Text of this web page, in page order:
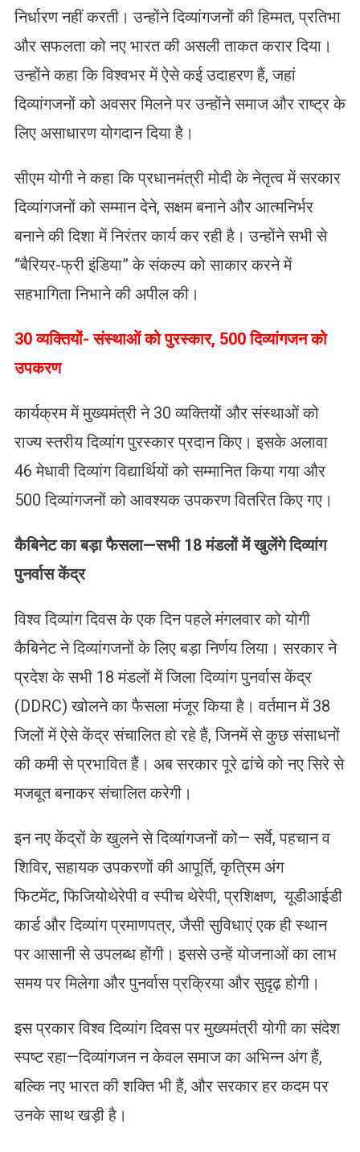
निर्धारण नहीं करती। उन्होंने दिव्यांगजनों की हिम्मत, प्रतिभा
और सफलता को नए भारत की असली ताकत करार दिया।
उन्होंने कहा कि विश्वभर में ऐसे कई उदाहरण हैं, जहां
दिव्यांगजनों को अवसर मिलने पर उन्होंने समाज और राष्ट्र के
लिए असाधारण योगदान दिया है।
सीएम योगी ने कहा कि प्रधानमंत्री मोदी के नेतृत्व में सरकार
दिव्यांगजनों को सम्मान देने, सक्षम बनाने और आत्मनिर्भर
बनाने की दिशा में निरंतर कार्य कर रही है। उन्होंने सभी से
“बैरियर-फ्री इंडिया” के संकल्प को साकार करने में
सहभागिता निभाने की अपील की।
30 व्यक्तियों- संस्थाओं को पुरस्कार, 500 दिव्यांगजन को
उपकरण
कार्यक्रम में मुख्यमंत्री ने 30 व्यक्तियों और संस्थाओं को
राज्य स्तरीय दिव्यांग पुरस्कार प्रदान किए। इसके अलावा
46 मेधावी दिव्यांग विद्यार्थियों को सम्मानित किया गया और
500 दिव्यांगजनों को आवश्यक उपकरण वितरित किए गए।
कैबिनेट का बड़ा फैसला—सभी 18 मंडलों में खुलेंगे दिव्यांग
पुनर्वास केंद्र
विश्व दिव्यांग दिवस के एक दिन पहले मंगलवार को योगी
कैबिनेट ने दिव्यांगजनों के लिए बड़ा निर्णय लिया। सरकार ने
प्रदेश के सभी 18 मंडलों में जिला दिव्यांग पुनर्वास केंद्र
(DDRC) खोलने का फैसला मंजूर किया है। वर्तमान में 38
जिलों में ऐसे केंद्र संचालित हो रहे हैं, जिनमें से कुछ संसाधनों
की कमी से प्रभावित हैं। अब सरकार पूरे ढांचे को नए सिरे से
मजबूत बनाकर संचालित करेगी।
इन नए केंद्रों के खुलने से दिव्यांगजनों को— सर्वे, पहचान व
शिविर, सहायक उपकरणों की आपूर्ति, कृत्रिम अंग
फिटमेंट, फिजियोथेरेपी व स्पीच थेरेपी, प्रशिक्षण, यूडीआईडी
कार्ड और दिव्यांग प्रमाणपत्र, जैसी सुविधाएं एक ही स्थान
पर आसानी से उपलब्ध होंगी। इससे उन्हें योजनाओं का लाभ
समय पर मिलेगा और पुनर्वास प्रक्रिया और सुदृढ़ होगी।
इस प्रकार विश्व दिव्यांग दिवस पर मुख्यमंत्री योगी का संदेश
स्पष्ट रहा—दिव्यांगजन न केवल समाज का अभिन्न अंग हैं,
बल्कि नए भारत की शक्ति भी हैं, और सरकार हर कदम पर
उनके साथ खड़ी है।